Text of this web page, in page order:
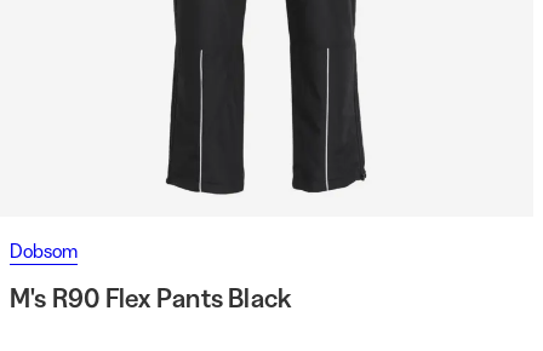
Dobsom
M's R90 Flex Pants Black